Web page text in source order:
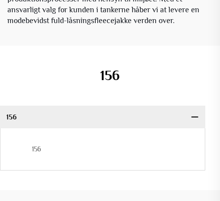
ansvarligt valg for kunden i tankerne håber vi at levere en
modebevidst fuld-låsningsfleecejakke verden over.
156
156
156